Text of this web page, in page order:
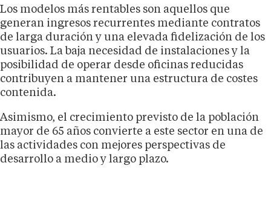
Los modelos más rentables son aquellos que
generan ingresos recurrentes mediante contratos
de larga duración y una elevada fidelización de los
usuarios. La baja necesidad de instalaciones y la
posibilidad de operar desde oficinas reducidas
contribuyen a mantener una estructura de costes
contenida.
Asimismo, el crecimiento previsto de la población
mayor de 65 años convierte a este sector en una de
las actividades con mejores perspectivas de
desarrollo a medio y largo plazo.